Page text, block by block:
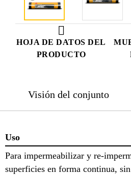
HOJA DE DATOS DEL
PRODUCTO
Visión del conjunto
Uso
Para impermeabilizar y re-
superficies en forma continua,